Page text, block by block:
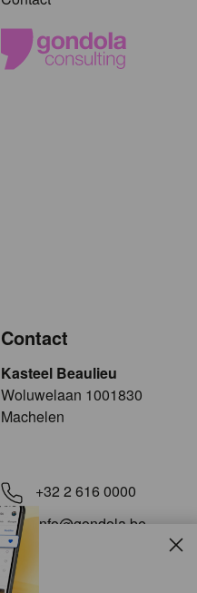
Contact
Kasteel Beaulieu
​​​Woluwelaan 1001830
Machelen
+32 2 616 0000
info@gondola.be
Volg ons op